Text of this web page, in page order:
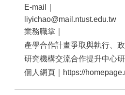
E-mail｜
liyichao@mail.ntust.edu.tw
業務職掌｜
產學合作計畫爭取與執行、
研究機構交流合作提升中心研
個人網頁​｜
https://